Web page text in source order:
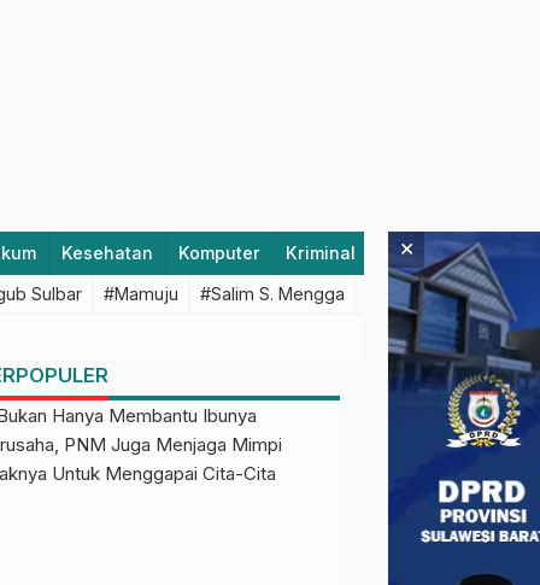
Kesehatan Komputer Kriminal Lifestyle
Sulbar #Mamuju #Salim S. Mengga #featured #Polda
×